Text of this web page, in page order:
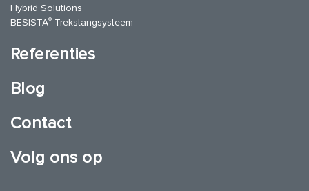
Hybrid Solutions
BESISTA® Trekstangsysteem
Referenties
Blog
Contact
Volg ons op